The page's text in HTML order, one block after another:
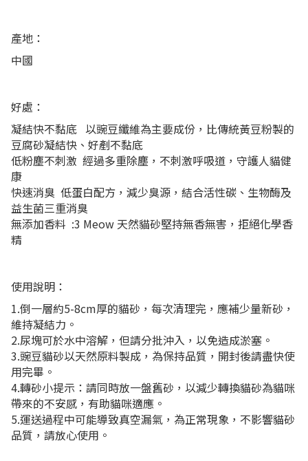
產地：
中國
好處：
凝結快不黏底 以豌豆纖維為主要成份，比傳統黃豆粉製的
豆腐砂凝結快、好剷不黏底
低粉塵不刺激 經過多重除塵，不刺激呼吸道，守護人貓健
康
快速消臭 低蛋白配方，減少臭源，結合活性碳、生物酶及
益生菌三重消臭
無添加香料 :3 Meow 天然貓砂堅持無香無害，拒絕化學香
精
使用說明：
1.倒一層約5-8cm厚的貓砂，每次清理完，應補少量新砂，
維持凝結力。
2.尿塊可於水中溶解，但請分批沖入，以免造成淤塞。
3.豌豆貓砂以天然原料製成，為保持品質，開封後請盡快使
用完畢。
4.轉砂小提示：請同時放一盤舊砂，以減少轉換貓砂為貓咪
帶來的不安感，有助貓咪適應。
5.運送過程中可能導致真空漏氣，為正常現象，不影響貓砂
品質，請放心使用。